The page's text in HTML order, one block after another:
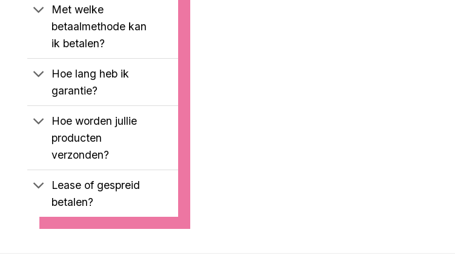
Met welke
betaalmethode kan
ik betalen?
Hoe lang heb ik
garantie?
Hoe worden jullie
producten
verzonden?
Lease of gespreid
betalen?